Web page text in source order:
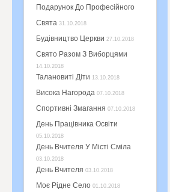
Подарунок До Професійного
Свята 31.10.2018
Будівництво Церкви 27.10.2018
Свято Разом З Виборцями
14.10.2018
Талановиті Діти 13.10.2018
Висока Нагорода 07.10.2018
Спортивні Змагання 07.10.2018
День Працівника Освіти
05.10.2018
День Вчителя У Місті Сміла
03.10.2018
День Вчителя 03.10.2018
Моє Рідне Село 01.10.2018